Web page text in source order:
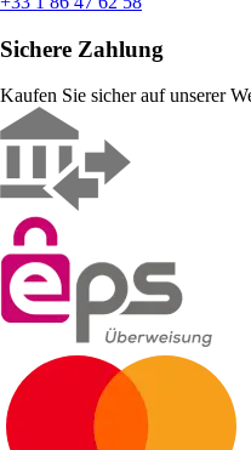
Sichere Zahlung
Kaufen Sie sicher auf unserer